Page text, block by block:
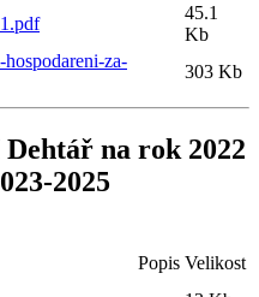
45.1
Kb
za-
303 Kb
na rok 2022
2025
Popis Velikost